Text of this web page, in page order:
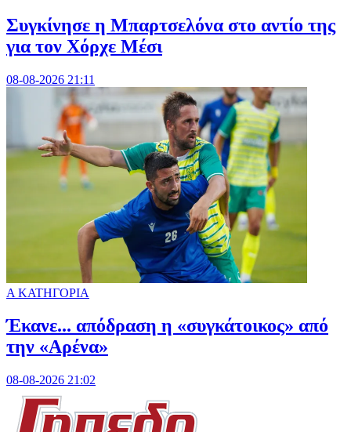
Συγκίνησε η Μπαρτσελόνα στο αντίο της
για τον Χόρχε Μέσι
08-08-2026 21:11
Α ΚΑΤΗΓΟΡΙΑ
Έκανε... απόδραση η «συγκάτοικος» από
την «Αρένα»
08-08-2026 21:02